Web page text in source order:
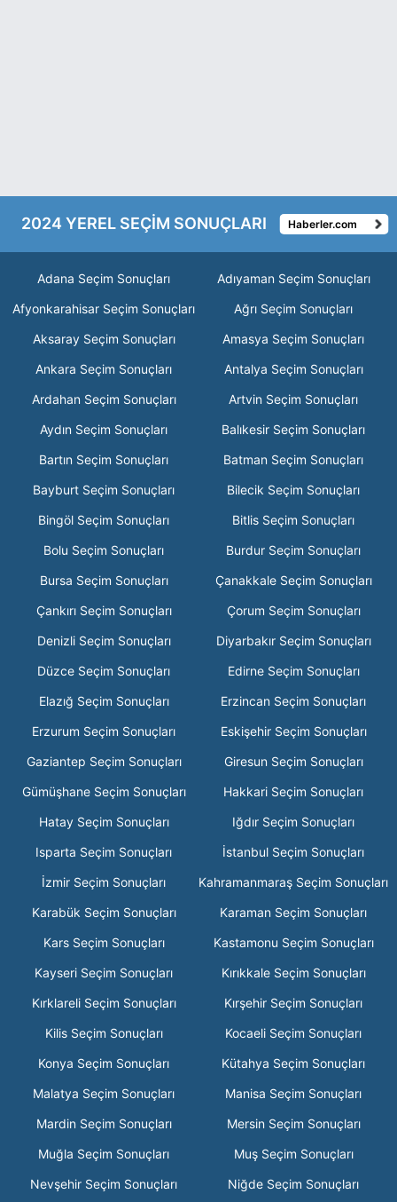
2024 YEREL SEÇİM SONUÇLARI Haberler.com
Adana Seçim Sonuçları
Adıyaman Seçim Sonuçları
Afyonkarahisar Seçim Sonuçları
Ağrı Seçim Sonuçları
Aksaray Seçim Sonuçları
Amasya Seçim Sonuçları
Ankara Seçim Sonuçları
Antalya Seçim Sonuçları
Ardahan Seçim Sonuçları
Artvin Seçim Sonuçları
Aydın Seçim Sonuçları
Balıkesir Seçim Sonuçları
Bartın Seçim Sonuçları
Batman Seçim Sonuçları
Bayburt Seçim Sonuçları
Bilecik Seçim Sonuçları
Bingöl Seçim Sonuçları
Bitlis Seçim Sonuçları
Bolu Seçim Sonuçları
Burdur Seçim Sonuçları
Bursa Seçim Sonuçları
Çanakkale Seçim Sonuçları
Çankırı Seçim Sonuçları
Çorum Seçim Sonuçları
Denizli Seçim Sonuçları
Diyarbakır Seçim Sonuçları
Düzce Seçim Sonuçları
Edirne Seçim Sonuçları
Elazığ Seçim Sonuçları
Erzincan Seçim Sonuçları
Erzurum Seçim Sonuçları
Eskişehir Seçim Sonuçları
Gaziantep Seçim Sonuçları
Giresun Seçim Sonuçları
Gümüşhane Seçim Sonuçları
Hakkari Seçim Sonuçları
Hatay Seçim Sonuçları
Iğdır Seçim Sonuçları
Isparta Seçim Sonuçları
İstanbul Seçim Sonuçları
İzmir Seçim Sonuçları
Kahramanmaraş Seçim Sonuçları
Karabük Seçim Sonuçları
Karaman Seçim Sonuçları
Kars Seçim Sonuçları
Kastamonu Seçim Sonuçları
Kayseri Seçim Sonuçları
Kırıkkale Seçim Sonuçları
Kırklareli Seçim Sonuçları
Kırşehir Seçim Sonuçları
Kilis Seçim Sonuçları
Kocaeli Seçim Sonuçları
Konya Seçim Sonuçları
Kütahya Seçim Sonuçları
Malatya Seçim Sonuçları
Manisa Seçim Sonuçları
Mardin Seçim Sonuçları
Mersin Seçim Sonuçları
Muğla Seçim Sonuçları
Muş Seçim Sonuçları
Nevşehir Seçim Sonuçları
Niğde Seçim Sonuçları